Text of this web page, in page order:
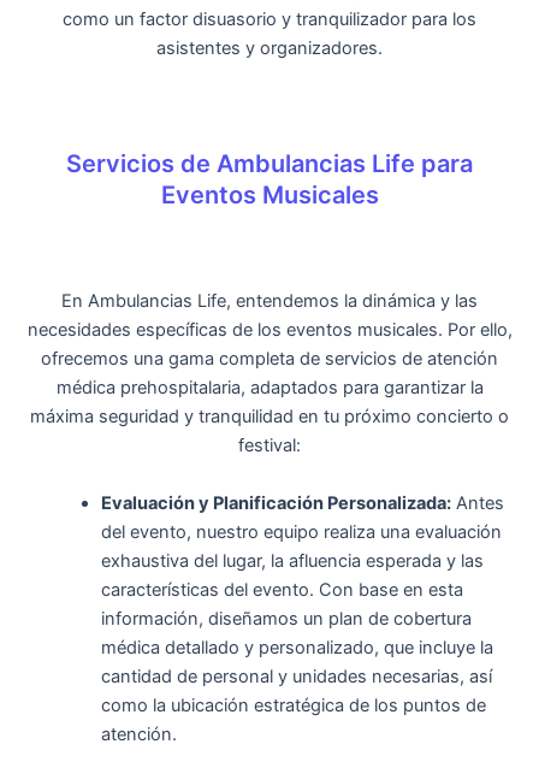
como un factor disuasorio y tranquilizador para los
asistentes y organizadores.
Servicios de Ambulancias Life para
Eventos Musicales
En Ambulancias Life, entendemos la dinámica y las
necesidades específicas de los eventos musicales. Por ello,
ofrecemos una gama completa de servicios de atención
médica prehospitalaria, adaptados para garantizar la
máxima seguridad y tranquilidad en tu próximo concierto o
festival:
Evaluación y Planificación Personalizada:Antes
del evento, nuestro equipo realiza una evaluación
exhaustiva del lugar, la afluencia esperada y las
características del evento. Con base en esta
información, diseñamos un plan de cobertura
médica detallado y personalizado, que incluye la
cantidad de personal y unidades necesarias, así
como la ubicación estratégica de los puntos de
atención.